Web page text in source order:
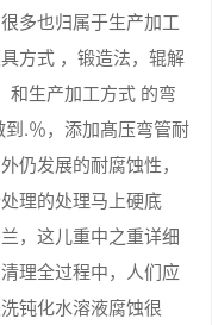
多也归属于生产加工
方式 ，锻造法，辊解
和生产加工方式 的弯
.％，添加髙压弯管耐
仍发展的耐腐蚀性，
理的处理马上硬底
，这儿重中之重详细
理全过程中，人们应
钝化水溶液腐蚀很